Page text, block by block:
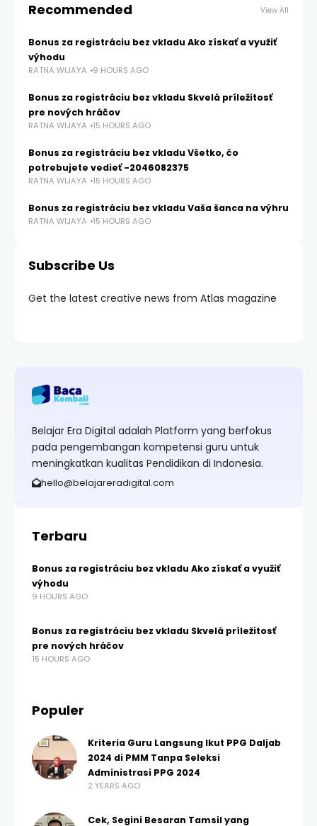
Recommended View All
Bonus za registráciu bez vkladu Ako získať a využiť
výhodu
RATNA WIJAYA 9 HOURS AGO
Bonus za registráciu bez vkladu Skvelá príležitosť
pre nových hráčov
RATNA WIJAYA 15 HOURS AGO
Bonus za registráciu bez vkladu Všetko, čo
potrebujete vedieť -2046082375
RATNA WIJAYA 15 HOURS AGO
Bonus za registráciu bez vkladu Vaša šanca na výhru
RATNA WIJAYA 15 HOURS AGO
Subscribe Us
Get the latest creative news from Atlas magazine
Belajar Era Digital adalah Platform yang berfokus
pada pengembangan kompetensi guru untuk
meningkatkan kualitas Pendidikan di Indonesia.
hello@belajareradigital.com
Terbaru
Bonus za registráciu bez vkladu Ako získať a využiť
výhodu
9 HOURS AGO
Bonus za registráciu bez vkladu Skvelá príležitosť
pre nových hráčov
15 HOURS AGO
Populer
Kriteria Guru Langsung Ikut PPG Daljab
2024 di PMM Tanpa Seleksi
Administrasi PPG 2024
2 YEARS AGO
Cek, Segini Besaran Tamsil yang